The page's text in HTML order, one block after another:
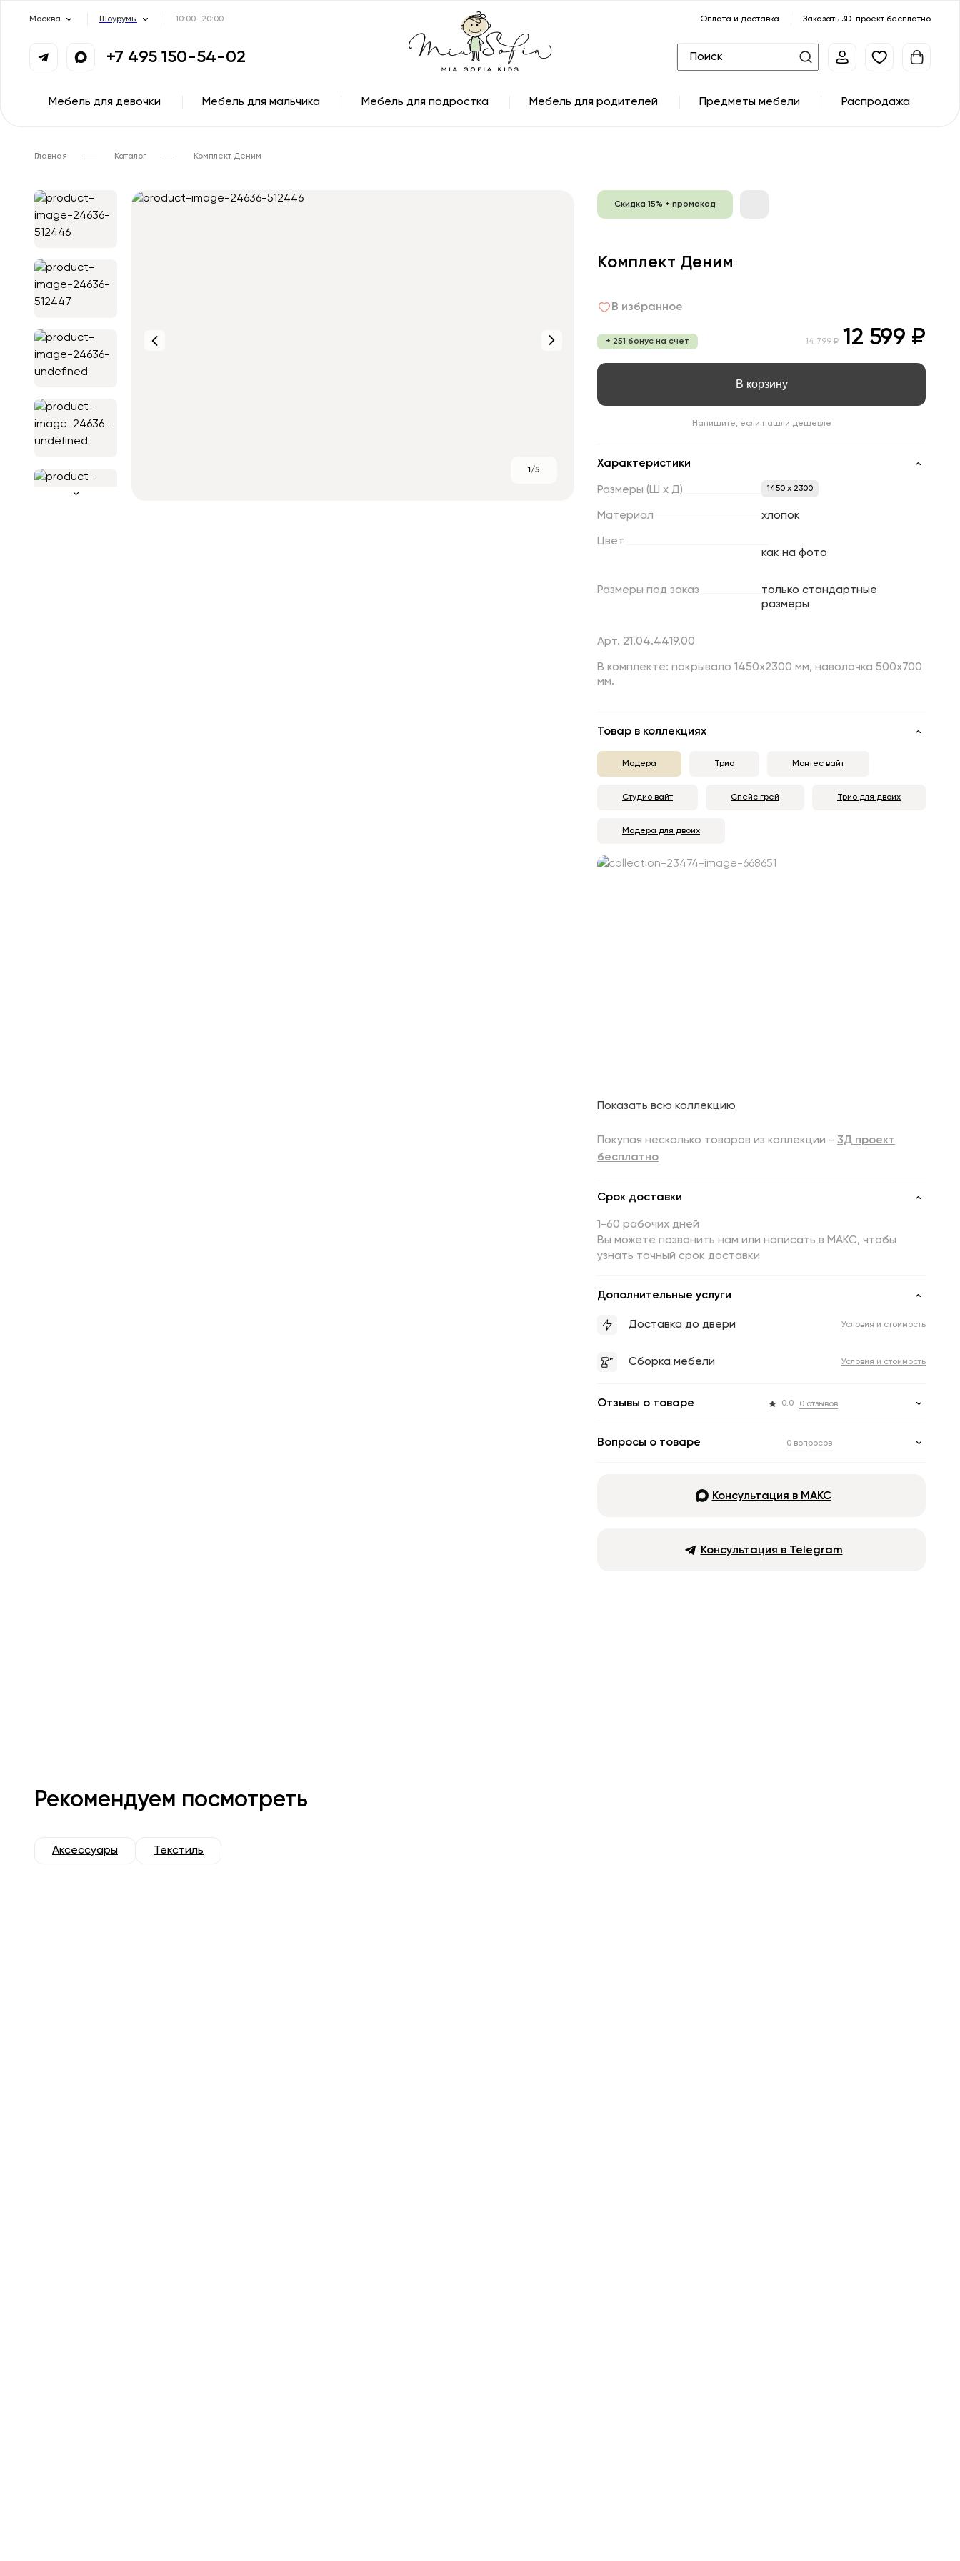
Москва Шоурумы 10:00–20:00 Оплата и доставка Заказать 3D-проект бесплатно
+7 495 150-54-02
Мебель для девочки Мебель для мальчика Мебель для подростка Мебель для родителей Предметы мебели Распродажа
Главная Каталог Комплект Деним
1/5
Скидка 15% + промокод
Комплект Деним
В избранное
+ 251 бонус на счет 14 799 ₽ 12 599 ₽
В корзину
Напишите, если нашли дешевле
Характеристики
Размеры (Ш х Д) 1450 x 2300
Материал хлопок
Цвет
как на фото
Размеры под заказ
только стандартные
размеры
Арт. 21.04.4419.00
В комплекте: покрывало 1450х2300 мм, наволочка 500х700
мм.
Товар в коллекциях
Модера Трио Монтес вайт
Студио вайт Спейс грей Трио для двоих
Модера для двоих
Показать всю коллекцию
Покупая несколько товаров из коллекции - 3Д проект
бесплатно
Срок доставки
1-60 рабочих дней
Вы можете позвонить нам или написать в МАКС, чтобы
узнать точный срок доставки
Дополнительные услуги
Доставка до двери Условия и стоимость
Сборка мебели Условия и стоимость
Отзывы о товаре 0.0 0 отзывов
Вопросы о товаре 0 вопросов
Консультация в МАКС
Консультация в Telegram
Рекомендуем посмотреть
Аксессуары Текстиль